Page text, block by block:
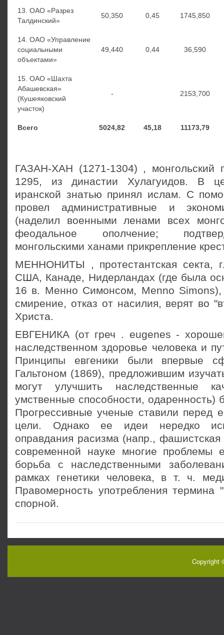
13. ОАО «Разрез
Талдинский»
50,350 0,45 1745,850
14. ОАО «Управление
социальными
объектами»
49,440 0,44 36,590
15. ОАО «Шахта
Абашевская»
(Кушеяковский
участок)
- 2153,700
Всего 5024,82 45,18 11173,79
ГАЗАН-ХАН (1271-1304) , монгольский
1295, из династии Хулагуидов. В
иранской знатью принял ислам. С
провел административные и
(наделил военными ленами всех
феодальное ополчение;
монгольскими ханами прикрепление
МЕННОНИТЫ , протестантская секта,
США, Канаде, Нидерландах (где была
16 в. Менно Симонсом, Menno
смирение, отказ от насилия, верят во
Христа.
ЕВГЕНИКА (от греч . eugenes -
наследственном здоровье человека и
Принципы евгеники были впервые
Гальтоном (1869), предложившим
могут улучшить наследственные
умственные способности, одаренность)
Прогрессивные ученые ставили перед
цели. Однако ее идеи нередко
оправдания расизма (напр.,
современной науке многие проблемы
борьба с наследственными
рамках генетики человека, в т. ч.
Правомерность употребления термина
спорной.
Copyright